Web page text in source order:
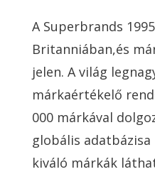
A Superbrands
Britanniában,és
jelen. A világ
márkaértékelő
000 márkával
globális
kiváló márkák